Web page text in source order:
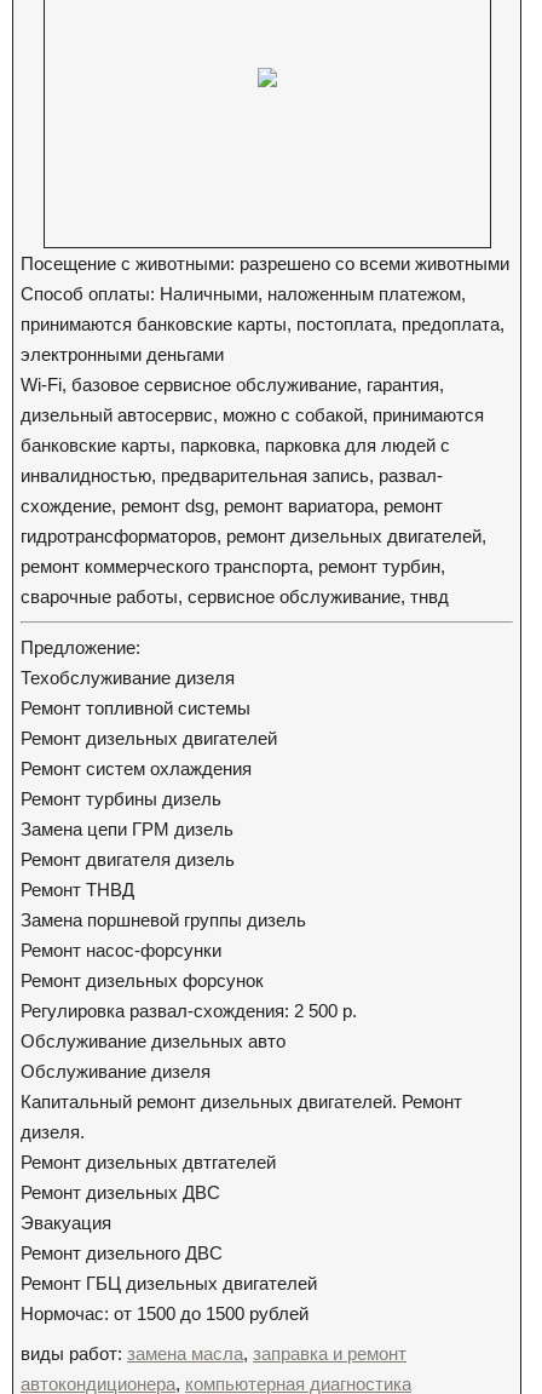
Посещение с животными: разрешено со всеми животными
Способ оплаты: Наличными, наложенным платежом,
принимаются банковские карты, постоплата, предоплата,
электронными деньгами
Wi-Fi, базовое сервисное обслуживание, гарантия,
дизельный автосервис, можно с собакой, принимаются
банковские карты, парковка, парковка для людей с
инвалидностью, предварительная запись, развал-
схождение, ремонт dsg, ремонт вариатора, ремонт
гидротрансформаторов, ремонт дизельных двигателей,
ремонт коммерческого транспорта, ремонт турбин,
сварочные работы, сервисное обслуживание, тнвд
Предложение:
Техобслуживание дизеля
Ремонт топливной системы
Ремонт дизельных двигателей
Ремонт систем охлаждения
Ремонт турбины дизель
Замена цепи ГРМ дизель
Ремонт двигателя дизель
Ремонт ТНВД
Замена поршневой группы дизель
Ремонт насос-форсунки
Ремонт дизельных форсунок
Регулировка развал-схождения: 2 500 р.
Обслуживание дизельных авто
Обслуживание дизеля
Капитальный ремонт дизельных двигателей. Ремонт
дизеля.
Ремонт дизельных двтгателей
Ремонт дизельных ДВС
Эвакуация
Ремонт дизельного ДВС
Ремонт ГБЦ дизельных двигателей
Нормочас: от 1500 до 1500 рублей
виды работ: замена масла, заправка и ремонт
автокондиционера, компьютерная диагностика